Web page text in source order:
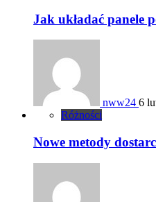
Jak układać panele
nww24 6
Różności
Nowe metody